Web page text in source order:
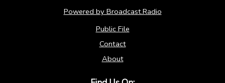
Powered by Broadcast.Radio
Public File
Contact
About